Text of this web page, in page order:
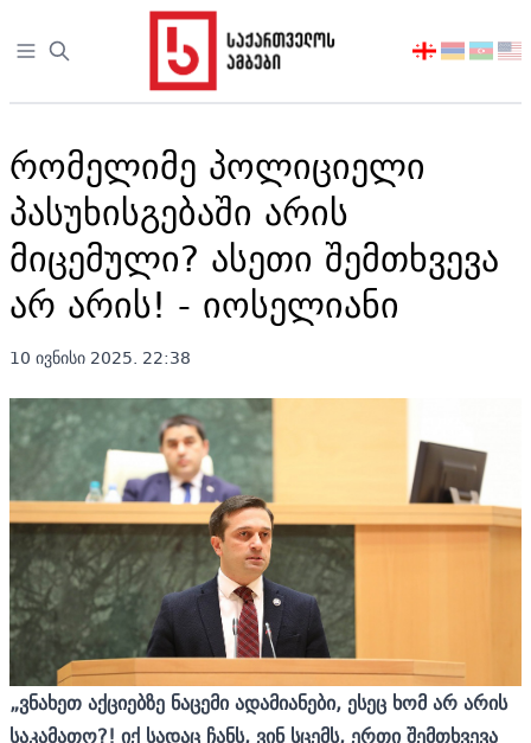
Open sidebar
აირჩიეთ
რომელიმე პოლიციელი
პასუხისგებაში არის
მიცემული? ასეთი შემთხვევა
არ არის! - იოსელიანი
10 ივნისი 2025. 22:38
„ვნახეთ აქციებზე ნაცემი ადამიანები, ესეც ხომ არ არის
საკამათო?! იქ სადაც ჩანს, ვინ სცემს, ერთი შემთხვევა